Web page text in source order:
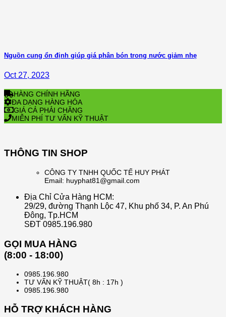
Nguồn cung ổn định giúp giá phân bón trong nước giảm nhẹ
Oct 27, 2023
HÀNG CHÍNH HÃNG
ĐA DẠNG HÀNG HÓA
GIÁ CẢ PHẢI CHĂNG
MIỄN PHÍ TƯ VẤN KỸ THUẬT
THÔNG TIN SHOP
CÔNG TY TNHH QUỐC TẾ HUY PHÁT
Email: huyphat81@gmail.com
Địa Chỉ Cửa Hàng HCM:
29/29, đường Thạnh Lộc 47, Khu phố 34, P. An Phú
Đông, Tp.HCM
SĐT 0985.196.980
GỌI MUA HÀNG
(8:00 - 18:00)
0985.196.980
TƯ VẤN KỸ THUẬT( 8h : 17h )
0985.196.980
HỖ TRỢ KHÁCH HÀNG